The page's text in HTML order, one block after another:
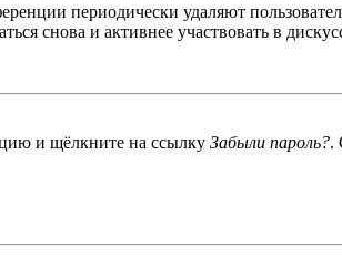
периодически удаляют
снова и активнее участвовать в
и щёлкните на ссылку Забыли пароль?.